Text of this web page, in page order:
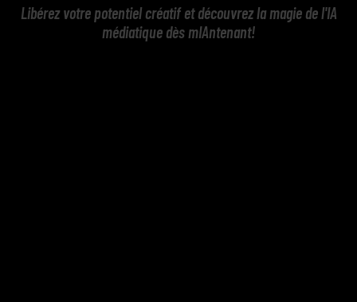
Libérez votre potentiel créatif et découvrez la magie de l'IA
médiatique dès mIAntenant!